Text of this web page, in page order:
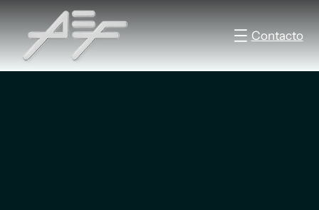
Contacto